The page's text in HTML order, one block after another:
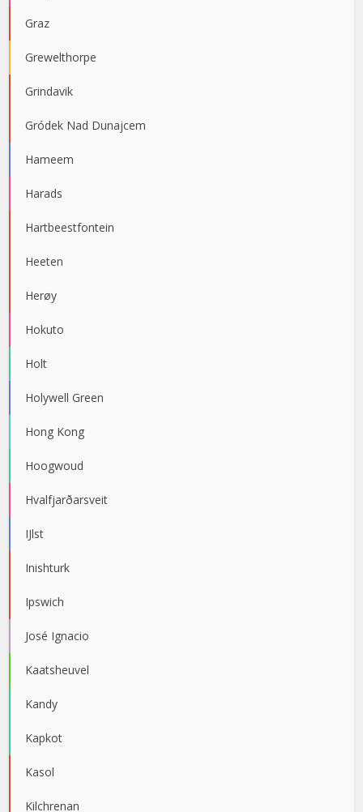
Graz
Grewelthorpe
Grindavik
Gródek Nad Dunajcem
Hameem
Harads
Hartbeestfontein
Heeten
Herøy
Hokuto
Holt
Holywell Green
Hong Kong
Hoogwoud
Hvalfjarðarsveit
IJlst
Inishturk
Ipswich
José Ignacio
Kaatsheuvel
Kandy
Kapkot
Kasol
Kilchrenan